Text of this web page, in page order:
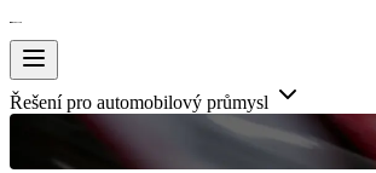
Řešení pro automobilový průmysl